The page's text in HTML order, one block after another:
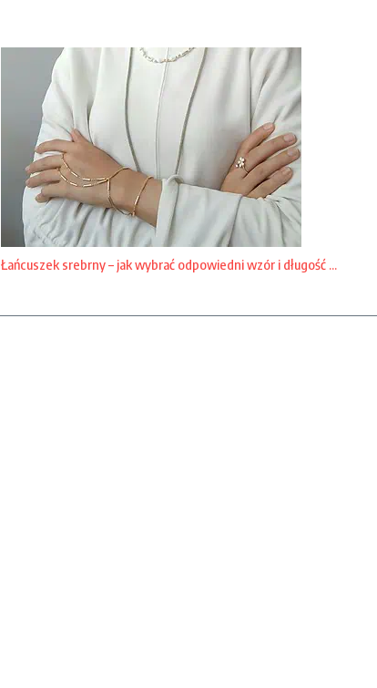
Łańcuszek srebrny – jak wybrać odpowiedni wzór i długość ...